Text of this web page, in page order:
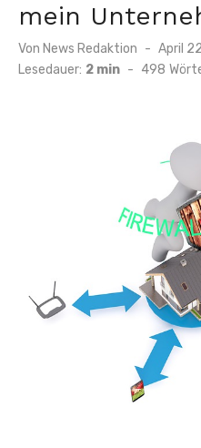
mein
Von News Redaktion
am
April
Lesedauer: 2 min - 498